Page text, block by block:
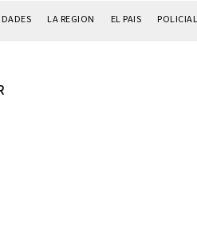
LA REGION EL PAIS